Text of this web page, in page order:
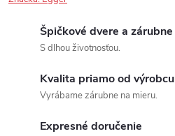
Špičkové dvere a zárubne
S dlhou životnosťou.
Kvalita priamo od výrobcu
Vyrábame zárubne na mieru.
Expresné doručenie